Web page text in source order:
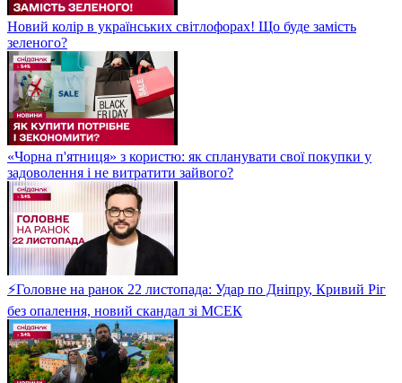
Новий колір в українських світлофорах! Що буде замість
зеленого?
«Чорна п'ятниця» з користю: як спланувати свої покупки у
задоволення і не витратити зайвого?
⚡Головне на ранок 22 листопада: Удар по Дніпру, Кривий Ріг
без опалення, новий скандал зі МСЕК